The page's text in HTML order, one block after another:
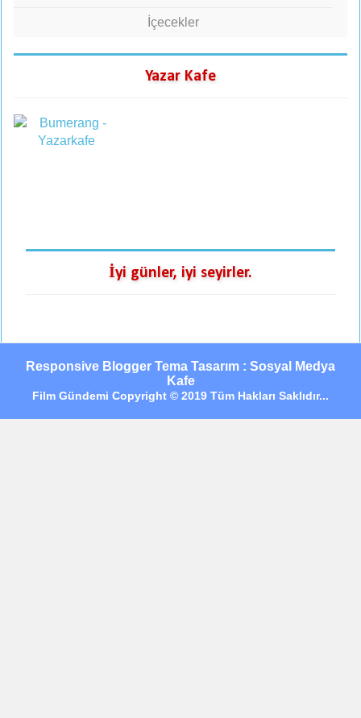
İçecekler
Yazar Kafe
İyi günler, iyi seyirler.
Responsive Blogger Tema Tasarım : Sosyal Medya
Kafe
Film Gündemi Copyright © 2019 Tüm Hakları Saklıdır...